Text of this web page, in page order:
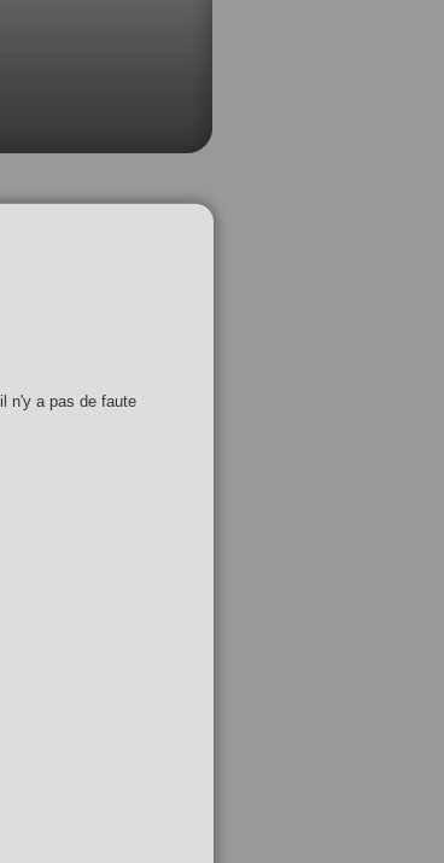
n'y a pas de faute